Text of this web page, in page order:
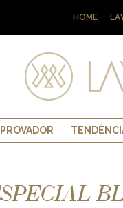
HOME
PROVADOR